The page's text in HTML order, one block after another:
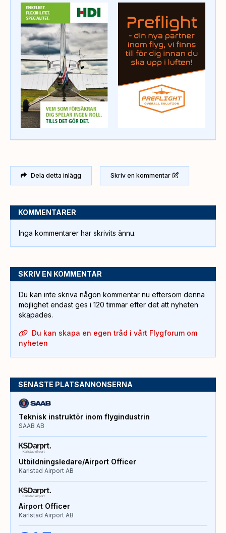
Dela detta inlägg Skriv en kommentar
KOMMENTARER
Inga kommentarer har skrivits ännu.
SKRIV EN KOMMENTAR
Du kan inte skriva någon kommentar nu eftersom denna
möjlighet endast ges i 120 timmar efter det att nyheten
skapades.
Du kan skapa en egen tråd i vårt Flygforum om
nyheten
SENASTE PLATSANNONSERNA
Teknisk instruktör inom flygindustrin
SAAB AB
Utbildningsledare/Airport Officer
Karlstad Airport AB
Airport Officer
Karlstad Airport AB